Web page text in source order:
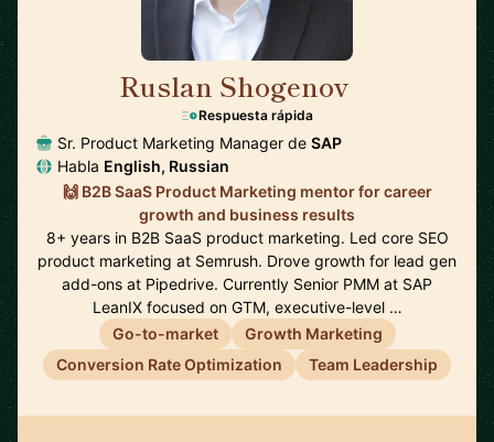
Ruslan Shogenov
Respuesta rápida
Sr. Product Marketing Manager de SAP
Habla English, Russian
🙌 B2B SaaS Product Marketing mentor for career
growth and business results
8+ years in B2B SaaS product marketing. Led core SEO
product marketing at Semrush. Drove growth for lead gen
add-ons at Pipedrive. Currently Senior PMM at SAP
LeanIX focused on GTM, executive-level …
Go-to-market
Growth Marketing
Conversion Rate Optimization
Team Leadership